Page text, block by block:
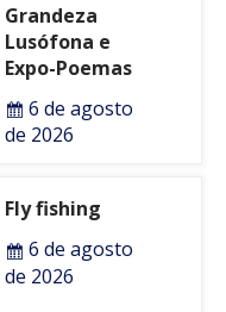
Grandeza
Lusófona e
Expo-Poemas
6 de agosto
de 2026
Fly fishing
6 de agosto
de 2026